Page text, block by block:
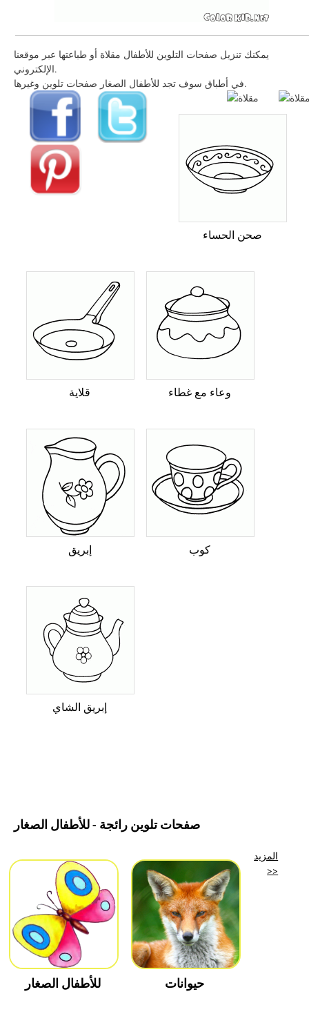
يمكنك تنزيل صفحات التلوين للأطفال مقلاة أو طباعتها عبر موقعنا
الإلكتروني.
في أطباق سوف تجد للأطفال الصغار صفحات تلوين وغيرها.
صحن الحساء
قلاية وعاء مع غطاء
إبريق كوب
إبريق الشاي
صفحات تلوين رائجة - للأطفال الصغار
للأطفال الصغار حيوانات
المزيد
>>